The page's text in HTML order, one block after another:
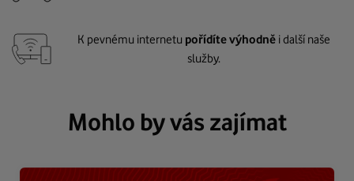
K pevnému internetu pořídíte výhodně i další naše
služby.
Mohlo by vás zajímat